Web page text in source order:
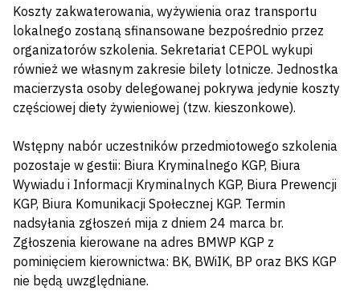
Koszty zakwaterowania, wyżywienia oraz transportu
lokalnego zostaną sfinansowane bezpośrednio przez
organizatorów szkolenia. Sekretariat CEPOL wykupi
również we własnym zakresie bilety lotnicze. Jednostka
macierzysta osoby delegowanej pokrywa jedynie koszty
częściowej diety żywieniowej (tzw. kieszonkowe).
Wstępny nabór uczestników przedmiotowego szkolenia
pozostaje w gestii: Biura Kryminalnego KGP, Biura
Wywiadu i Informacji Kryminalnych KGP, Biura Prewencji
KGP, Biura Komunikacji Społecznej KGP. Termin
nadsyłania zgłoszeń mija z dniem 24 marca br.
Zgłoszenia kierowane na adres BMWP KGP z
pominięciem kierownictwa: BK, BWiIK, BP oraz BKS KGP
nie będą uwzględniane.